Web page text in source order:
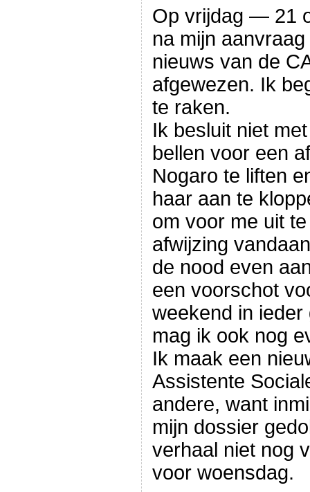
Op vrijdag — 21
na mijn
nieuws van de
afgewezen. Ik
te raken.
Ik besluit niet
bellen voor een
Nogaro te liften
haar aan te
om voor me uit
afwijzing
de nood even
een voorschot
weekend in ieder
mag ik ook nog
Ik maak een
Assistente
andere, want
mijn dossier
verhaal niet nog
voor woensdag.